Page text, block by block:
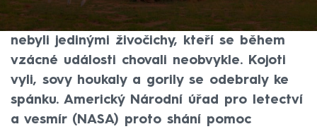
reagovali různými překvapivými způsoby,
nebyli jedinými živočichy, kteří se během
vzácné události chovali neobvykle. Kojoti
vyli, sovy houkaly a gorily se odebraly ke
spánku. Americký Národní úřad pro letectví
a vesmír (NASA) proto shání pomoc